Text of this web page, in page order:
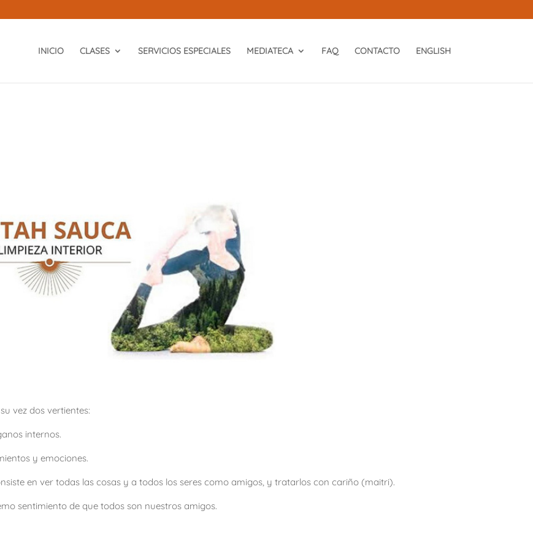
INICIO CLASES SERVICIOS ESPECIALES MEDIATECA FAQ CONTACTO ENGLISH
vez dos vertientes:
internos.
y emociones.
en ver todas las cosas y a todos los seres como amigos, y tratarlos con cariño (maitri).
sentimiento de que todos son nuestros amigos.